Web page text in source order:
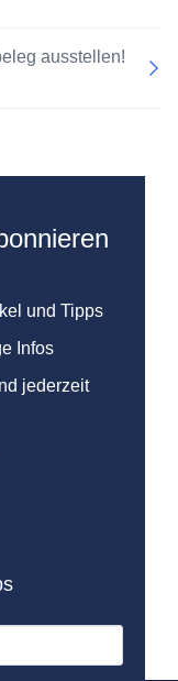
ausstellen!
und Tipps
Infos
jederzeit